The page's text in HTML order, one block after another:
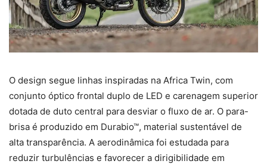
O design segue linhas inspiradas na Africa Twin, com
conjunto óptico frontal duplo de LED e carenagem superior
dotada de duto central para desviar o fluxo de ar. O para-
brisa é produzido em Durabio™, material sustentável de
alta transparência. A aerodinâmica foi estudada para
reduzir turbulências e favorecer a dirigibilidade em